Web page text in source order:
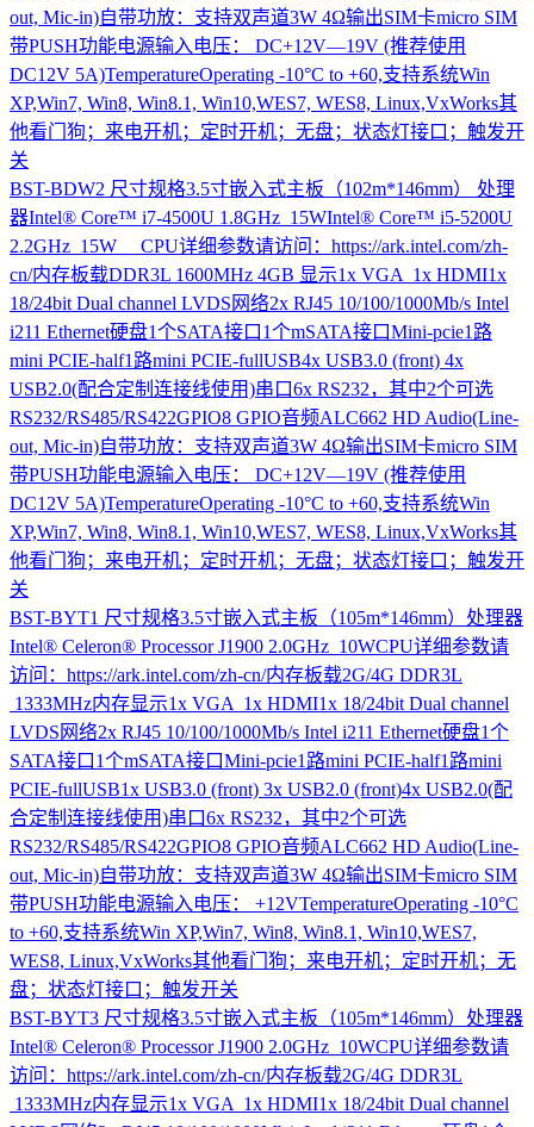
out, Mic-in)自带功放：支持双声道3W 4Ω输出SIM卡micro SIM
带PUSH功能电源输入电压： DC+12V—19V (推荐使用
DC12V 5A)TemperatureOperating -10°C to +60,支持系统Win
XP,Win7, Win8, Win8.1, Win10,WES7, WES8, Linux,VxWorks其
他看门狗；来电开机；定时开机；无盘；状态灯接口；触发开
关
BST-BDW2 尺寸规格3.5寸嵌入式主板（102m*146mm） 处理
器Intel® Core™ i7-4500U 1.8GHz 15WIntel® Core™ i5-5200U
2.2GHz 15W CPU详细参数请访问：https://ark.intel.com/zh-
cn/内存板载DDR3L 1600MHz 4GB 显示1x VGA 1x HDMI1x
18/24bit Dual channel LVDS网络2x RJ45 10/100/1000Mb/s Intel
i211 Ethernet硬盘1个SATA接口1个mSATA接口Mini-pcie1路
mini PCIE-half1路mini PCIE-fullUSB4x USB3.0 (front) 4x
USB2.0(配合定制连接线使用)串口6x RS232，其中2个可选
RS232/RS485/RS422GPIO8 GPIO音频ALC662 HD Audio(Line-
out, Mic-in)自带功放：支持双声道3W 4Ω输出SIM卡micro SIM
带PUSH功能电源输入电压： DC+12V—19V (推荐使用
DC12V 5A)TemperatureOperating -10°C to +60,支持系统Win
XP,Win7, Win8, Win8.1, Win10,WES7, WES8, Linux,VxWorks其
他看门狗；来电开机；定时开机；无盘；状态灯接口；触发开
关
BST-BYT1 尺寸规格3.5寸嵌入式主板（105m*146mm）处理器
Intel® Celeron® Processor J1900 2.0GHz 10WCPU详细参数请
访问：https://ark.intel.com/zh-cn/内存板载2G/4G DDR3L
1333MHz内存显示1x VGA 1x HDMI1x 18/24bit Dual channel
LVDS网络2x RJ45 10/100/1000Mb/s Intel i211 Ethernet硬盘1个
SATA接口1个mSATA接口Mini-pcie1路mini PCIE-half1路mini
PCIE-fullUSB1x USB3.0 (front) 3x USB2.0 (front)4x USB2.0(配
合定制连接线使用)串口6x RS232，其中2个可选
RS232/RS485/RS422GPIO8 GPIO音频ALC662 HD Audio(Line-
out, Mic-in)自带功放：支持双声道3W 4Ω输出SIM卡micro SIM
带PUSH功能电源输入电压： +12VTemperatureOperating -10°C
to +60,支持系统Win XP,Win7, Win8, Win8.1, Win10,WES7,
WES8, Linux,VxWorks其他看门狗；来电开机；定时开机；无
盘；状态灯接口；触发开关
BST-BYT3 尺寸规格3.5寸嵌入式主板（105m*146mm）处理器
Intel® Celeron® Processor J1900 2.0GHz 10WCPU详细参数请
访问：https://ark.intel.com/zh-cn/内存板载2G/4G DDR3L
1333MHz内存显示1x VGA 1x HDMI1x 18/24bit Dual channel